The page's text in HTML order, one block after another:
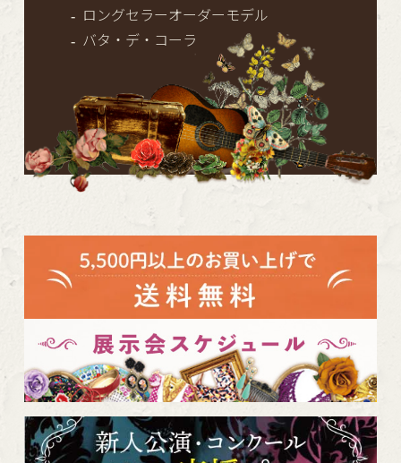
ロングセラーオーダーモデル
バタ・デ・コーラ